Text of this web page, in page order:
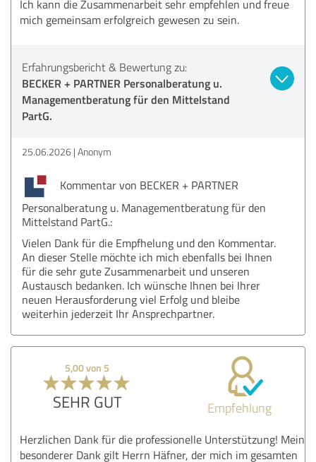
Ich kann die Zusammenarbeit sehr empfehlen und freue
mich gemeinsam erfolgreich gewesen zu sein.
Erfahrungsbericht & Bewertung zu:
BECKER + PARTNER Personalberatung u.
Managementberatung für den Mittelstand
PartG.
25.06.2026 Anonym
Kommentar von BECKER + PARTNER
Personalberatung u. Managementberatung für den
Mittelstand PartG.:
Vielen Dank für die Empfhelung und den Kommentar.
An dieser Stelle möchte ich mich ebenfalls bei Ihnen
für die sehr gute Zusammenarbeit und unseren
Austausch bedanken. Ich wünsche Ihnen bei Ihrer
neuen Herausforderung viel Erfolg und bleibe
weiterhin jederzeit Ihr Ansprechpartner.
5,00 von 5
SEHR GUT Empfehlung
Herzlichen Dank für die professionelle Unterstützung! Mein
besonderer Dank gilt Herrn Häfner, der mich im gesamten